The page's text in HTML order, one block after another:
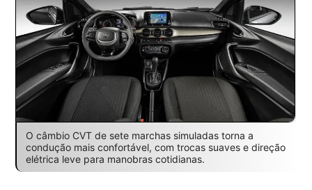
O câmbio CVT de sete marchas simuladas torna a
condução mais confortável, com trocas suaves e direção
elétrica leve para manobras cotidianas.